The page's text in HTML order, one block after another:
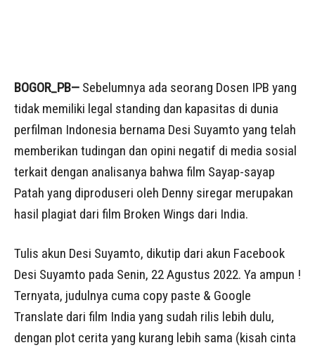
BOGOR_PB— Sebelumnya ada seorang Dosen IPB yang
tidak memiliki legal standing dan kapasitas di dunia
perfilman Indonesia bernama Desi Suyamto yang telah
memberikan tudingan dan opini negatif di media sosial
terkait dengan analisanya bahwa film Sayap-sayap
Patah yang diproduseri oleh Denny siregar merupakan
hasil plagiat dari film Broken Wings dari India.
Tulis akun Desi Suyamto, dikutip dari akun Facebook
Desi Suyamto pada Senin, 22 Agustus 2022. Ya ampun !
Ternyata, judulnya cuma copy paste & Google
Translate dari film India yang sudah rilis lebih dulu,
dengan plot cerita yang kurang lebih sama (kisah cinta